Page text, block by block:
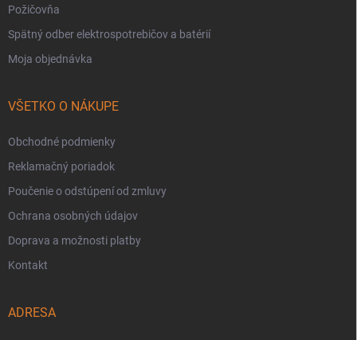
Požičovňa
Spätný odber elektrospotrebičov a batérií
Moja objednávka
VŠETKO O NÁKUPE
Obchodné podmienky
Reklamačný poriadok
Poučenie o odstúpení od zmluvy
Ochrana osobných údajov
Doprava a možnosti platby
Kontakt
ADRESA